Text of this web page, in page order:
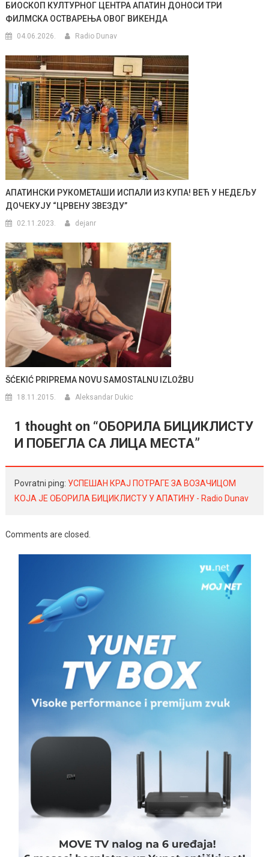
БИОСКОП КУЛТУРНОГ ЦЕНТРА АПАТИН ДОНОСИ ТРИ
ФИЛМСКА ОСТВАРЕЊА ОВОГ ВИКЕНДА
04.06.2026. Radio Dunav
АПАТИНСКИ РУКОМЕТАШИ ИСПАЛИ ИЗ КУПА! ВЕЋ У НЕДЕЉУ
ДОЧЕКУЈУ “ЦРВЕНУ ЗВЕЗДУ”
02.11.2023. dejanr
ŠĆEKIĆ PRIPREMA NOVU SAMOSTALNU IZLOŽBU
18.11.2015. Aleksandar Dukic
1 thought on “OБОРИЛА БИЦИКЛИСТУ
И ПОБЕГЛА СА ЛИЦА МЕСТА”
Povratni ping: УСПЕШАН КРАЈ ПОТРАГЕ ЗА ВОЗАЧИЦОМ
КОЈА ЈЕ ОБОРИЛА БИЦИКЛИСТУ У АПАТИНУ - Radio Dunav
Comments are closed.